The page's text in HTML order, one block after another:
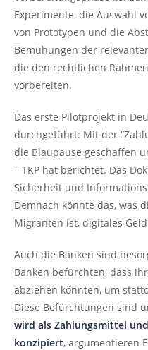
Experimente, die Auswahl
von Prototypen und die
Bemühungen der
die den rechtlichen
vorbereiten.
Das erste Pilotprojekt in
durchgeführt: Mit der
die Blaupause geschaffen
– TKP hat berichtet. Das
Sicherheit und
Demnach könnte das, was
Migranten ist, digitales
Auch die Banken sind
Banken befürchten, dass
abziehen könnten, um
Diese Befürchtungen sind
wird als Zahlungsmittel
konzipiert, argumentieren